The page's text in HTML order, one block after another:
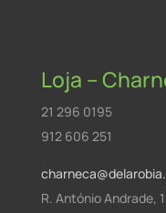
Loja –
21 296 0195
912 606 251
R. António Andrade,